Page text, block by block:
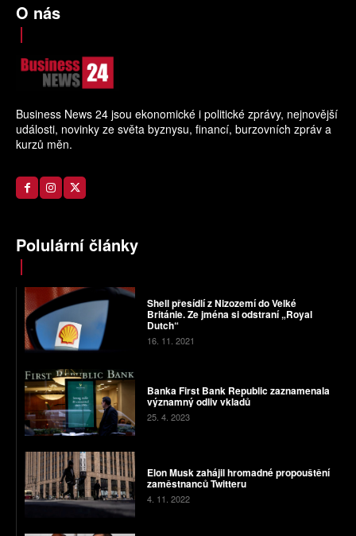
O nás
Business News 24 jsou ekonomické i politické zprávy, nejnovější
události, novinky ze světa byznysu, financí, burzovních zpráv a
kurzů měn.
Polulární články
Shell přesídlí z Nizozemí do Velké
Británie. Ze jména si odstraní „Royal
Dutch“
16. 11. 2021
Banka First Bank Republic zaznamenala
významný odliv vkladů
25. 4. 2023
Elon Musk zahájil hromadné propouštění
zaměstnanců Twitteru
4. 11. 2022